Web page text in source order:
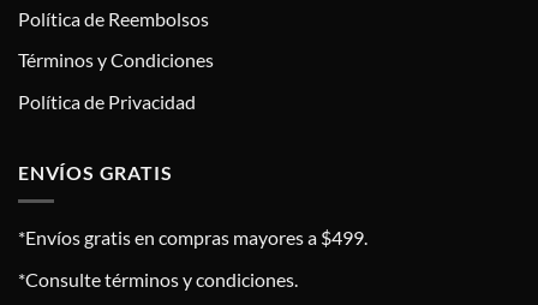
Política de Reembolsos
Términos y Condiciones
Política de Privacidad
ENVÍOS GRATIS
*Envíos gratis en compras mayores a $499.
*Consulte términos y condiciones.